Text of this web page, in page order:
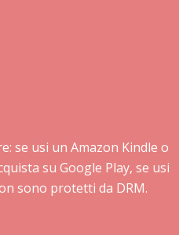
se usi un Amazon Kindle o
su Google Play, se usi
sono protetti da DRM.